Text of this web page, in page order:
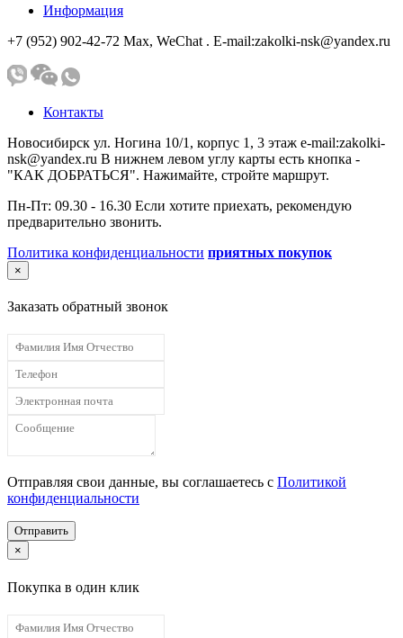
Информация
+7 (952) 902-42-72 Мах, WeChat . E-mail:zakolki-nsk@yandex.ru
Контакты
Новосибирск ул. Ногина 10/1, корпус 1, 3 этаж e-mail:zakolki-
nsk@yandex.ru В нижнем левом углу карты есть кнопка -
"КАК ДОБРАТЬСЯ". Нажимайте, стройте маршрут.
Пн-Пт: 09.30 - 16.30 Если хотите приехать, рекомендую
предварительно звонить.
Политика конфиденциальности приятных покупок
×
Заказать обратный звонок
Отправляя свои данные, вы соглашаетесь с Политикой
конфиденциальности
Отправить
×
Покупка в один клик